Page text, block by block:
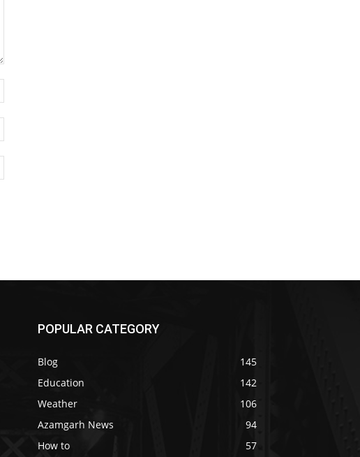
POPULAR CATEGORY
Blog
145
Education
142
Weather
106
Azamgarh News
94
How to
57